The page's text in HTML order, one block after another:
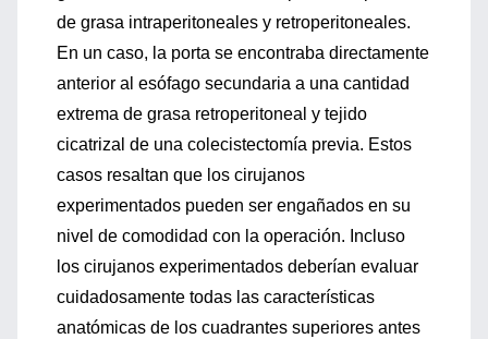
de grasa intraperitoneales y retroperitoneales.
En un caso, la porta se encontraba directamente
anterior al esófago secundaria a una cantidad
extrema de grasa retroperitoneal y tejido
cicatrizal de una colecistectomía previa. Estos
casos resaltan que los cirujanos
experimentados pueden ser engañados en su
nivel de comodidad con la operación. Incluso
los cirujanos experimentados deberían evaluar
cuidadosamente todas las características
anatómicas de los cuadrantes superiores antes